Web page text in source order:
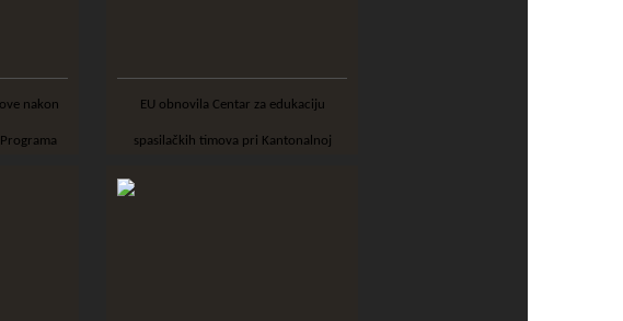
EU obnovila Centar za edukaciju
spasilačkih timova pri Kantonalnoj